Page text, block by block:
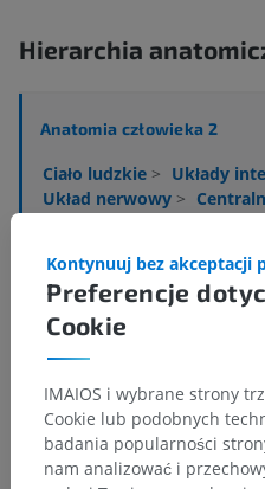
Hierarchia
Anatomia człowieka 2
Ciało ludzkie > Układy
Układ nerwowy >
Prążek ślimakowy
Powiązane struktury:
Anatomia człowieka 1
Preferencje
Cookie
Kontynuuj bez akceptacji
IMAIOS i wybrane strony
Cookie lub podobnych
badania popularności
nam analizować i